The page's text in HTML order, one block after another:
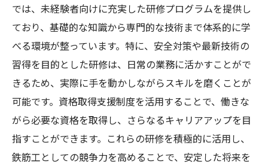
では、未経験者向けに充実した研修プログラムを提供し
ており、基礎的な知識から専門的な技術まで体系的に学
べる環境が整っています。特に、安全対策や最新技術の
習得を目的とした研修は、日常の業務に活かすことがで
きるため、実際に手を動かしながらスキルを磨くことが
可能です。資格取得支援制度を活用することで、働きな
がら必要な資格を取得し、さらなるキャリアアップを目
指すことができます。これらの研修を積極的に活用し、
鉄筋工としての競争力を高めることで、安定した将来を